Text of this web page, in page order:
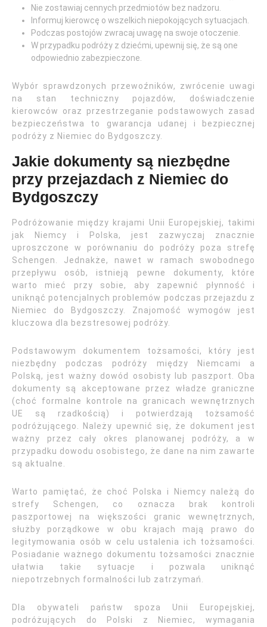
Nie zostawiaj cennych przedmiotów bez nadzoru.
Informuj kierowcę o wszelkich niepokojących sytuacjach.
Podczas postojów zwracaj uwagę na swoje otoczenie.
W przypadku podróży z dziećmi, upewnij się, że są one
odpowiednio zabezpieczone.
Wybór sprawdzonych przewoźników, zwrócenie uwagi
na stan techniczny pojazdów, doświadczenie
kierowców oraz przestrzeganie podstawowych zasad
bezpieczeństwa to gwarancja udanej i bezpiecznej
podróży z Niemiec do Bydgoszczy.
Jakie dokumenty są niezbędne
przy przejazdach z Niemiec do
Bydgoszczy
Podróżowanie między krajami Unii Europejskiej, takimi
jak Niemcy i Polska, jest zazwyczaj znacznie
uproszczone w porównaniu do podróży poza strefę
Schengen. Jednakże, nawet w ramach swobodnego
przepływu osób, istnieją pewne dokumenty, które
warto mieć przy sobie, aby zapewnić płynność i
uniknąć potencjalnych problemów podczas przejazdu z
Niemiec do Bydgoszczy. Znajomość wymogów jest
kluczowa dla bezstresowej podróży.
Podstawowym dokumentem tożsamości, który jest
niezbędny podczas podróży między Niemcami a
Polską, jest ważny dowód osobisty lub paszport. Oba
dokumenty są akceptowane przez władze graniczne
(choć formalne kontrole na granicach wewnętrznych
UE są rzadkością) i potwierdzają tożsamość
podróżującego. Należy upewnić się, że dokument jest
ważny przez cały okres planowanej podróży, a w
przypadku dowodu osobistego, że dane na nim zawarte
są aktualne.
Warto pamiętać, że choć Polska i Niemcy należą do
strefy Schengen, co oznacza brak kontroli
paszportowej na większości granic wewnętrznych,
służby porządkowe w obu krajach mają prawo do
legitymowania osób w celu ustalenia ich tożsamości.
Posiadanie ważnego dokumentu tożsamości znacznie
ułatwia takie sytuacje i pozwala uniknąć
niepotrzebnych formalności lub zatrzymań.
Dla obywateli państw spoza Unii Europejskiej,
podróżujących do Polski z Niemiec, wymagania